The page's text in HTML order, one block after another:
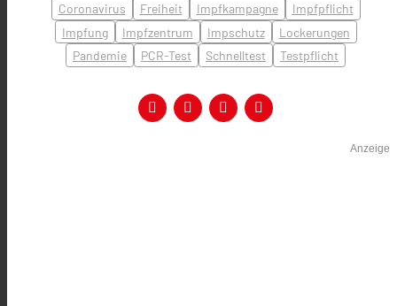
Coronavirus Freiheit Impfkampagne
Impfpflicht
Impfung
Impfzentrum Impschutz
Lockerungen
Pandemie
PCR-Test Schnelltest Testpflicht
Anzeige